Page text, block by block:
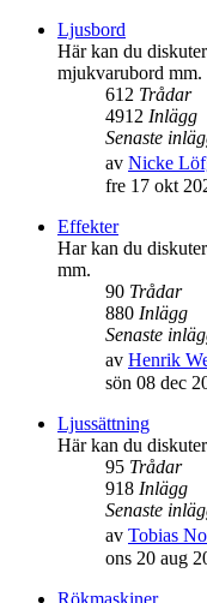
Ljusbord
Här kan du
mjukvarubord mm.
612 Trådar
4912 Inlägg
Senaste
av Nicke
fre 17 okt
Effekter
Har kan du
mm.
90 Trådar
880 Inlägg
Senaste
av Henrik
sön 08 dec
Ljussättning
Här kan du
95 Trådar
918 Inlägg
Senaste
av Tobias
ons 20 aug
Rökmaskiner